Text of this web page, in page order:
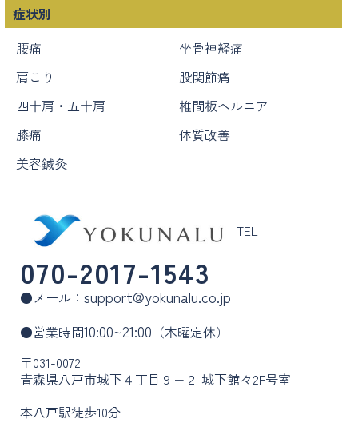
症状別
腰痛
坐骨神経痛
肩こり
股関節痛
四十肩・五十肩
椎間板ヘルニア
膝痛
体質改善
美容鍼灸
TEL
070-2017-1543
●メール： support@yokunalu.co.jp
●営業時間10:00~21:00 （木曜定休）
〒031-0072
青森県八戸市城下４丁目９−２ 城下館々2F号室
本八戸駅徒歩10分